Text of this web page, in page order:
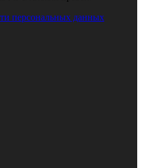
персональных данных